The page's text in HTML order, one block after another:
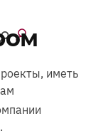
иметь